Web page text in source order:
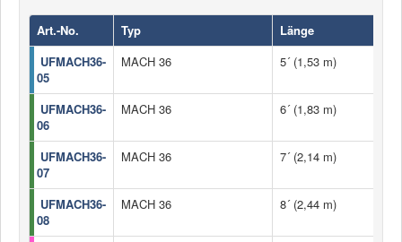
Art.-No. Typ
Länge
UFMACH36-
05
MACH 36 5´ (1,53 m)
UFMACH36-
06
MACH 36 6´ (1,83 m)
UFMACH36-
07
MACH 36 7´ (2,14 m)
UFMACH36-
08
MACH 36 8´ (2,44 m)